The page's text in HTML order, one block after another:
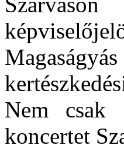
Nem csak
koncertet